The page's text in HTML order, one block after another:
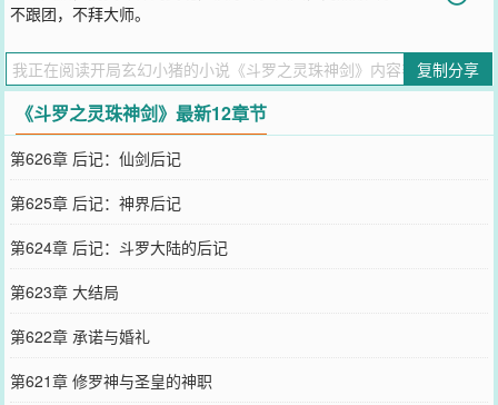
不跟团，不拜大师。
博微信里的朋友推荐哦！
复制分享
《斗罗之灵珠神剑》最新12章节
第626章 后记：仙剑后记
第625章 后记：神界后记
第624章 后记：斗罗大陆的后记
第623章 大结局
第622章 承诺与婚礼
第621章 修罗神与圣皇的神职